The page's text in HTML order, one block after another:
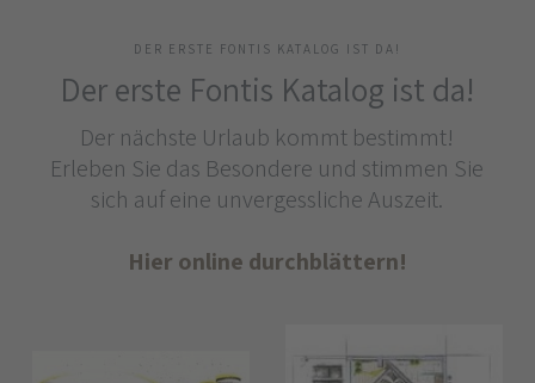
DER ERSTE FONTIS KATALOG IST DA!
Der erste Fontis Katalog ist da!
Der nächste Urlaub kommt bestimmt!
Erleben Sie das Besondere und stimmen Sie
sich auf eine unvergessliche Auszeit.
Hier online durchblättern!